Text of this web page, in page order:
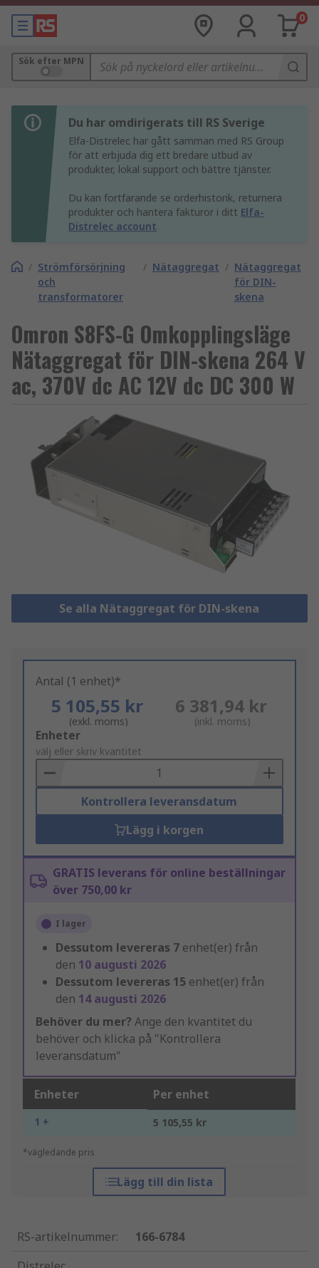
0
Sök efter MPN
Du har omdirigerats till RS Sverige
Elfa-Distrelec har gått samman med RS Group
för att erbjuda dig ett bredare utbud av
produkter, lokal support och bättre tjänster.
Du kan fortfarande se orderhistorik, returnera
produkter och hantera fakturor i ditt Elfa-
Distrelec account
/ Strömförsörjning
och
transformatorer
/ Nätaggregat / Nätaggregat
för DIN-
skena
Omron S8FS-G Omkopplingsläge
Nätaggregat för DIN-skena 264 V
ac, 370V dc AC 12V dc DC 300 W
Se alla Nätaggregat för DIN-skena
Antal (1 enhet)*
5 105,55 kr
(exkl. moms)
6 381,94 kr
(inkl. moms)
Add
to
Basket
Enheter
välj eller skriv kvantitet
Kontrollera leveransdatum
Lägg i korgen
GRATIS leverans för online beställningar
över 750,00 kr
I lager
Dessutom levereras 7 enhet(er) från
den 10 augusti 2026
Dessutom levereras 15 enhet(er) från
den 14 augusti 2026
Behöver du mer? Ange den kvantitet du
behöver och klicka på "Kontrollera
leveransdatum"
Enheter Per enhet
1 + 5 105,55 kr
*vägledande pris
Lägg till din lista
RS-artikelnummer:
166-6784